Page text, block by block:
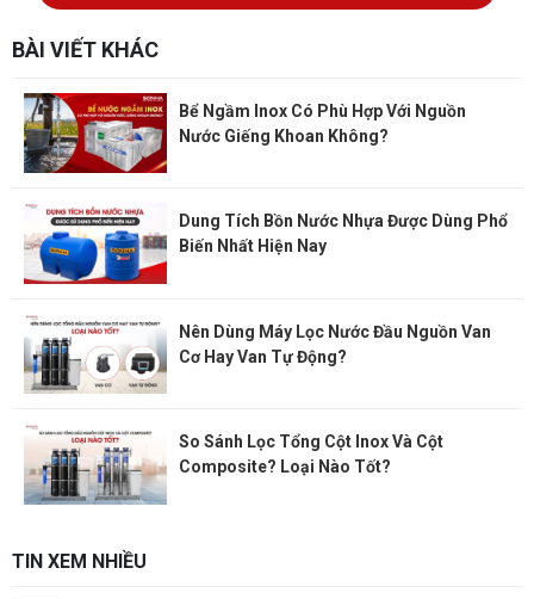
BÀI VIẾT KHÁC
Bể Ngầm Inox Có Phù Hợp Với Nguồn
Nước Giếng Khoan Không?
Dung Tích Bồn Nước Nhựa Được Dùng Phổ
Biến Nhất Hiện Nay
Nên Dùng Máy Lọc Nước Đầu Nguồn Van
Cơ Hay Van Tự Động?
So Sánh Lọc Tổng Cột Inox Và Cột
Composite? Loại Nào Tốt?
TIN XEM NHIỀU